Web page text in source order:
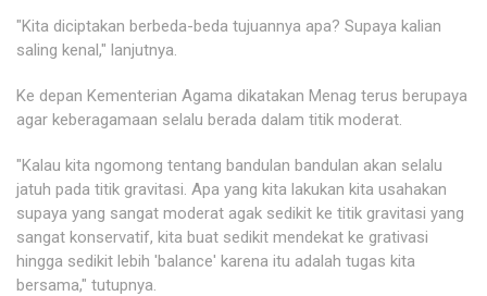
"Kita diciptakan berbeda-beda tujuannya apa? Supaya kalian
saling kenal," lanjutnya.
Ke depan Kementerian Agama dikatakan Menag terus berupaya
agar keberagamaan selalu berada dalam titik moderat.
"Kalau kita ngomong tentang bandulan bandulan akan selalu
jatuh pada titik gravitasi. Apa yang kita lakukan kita usahakan
supaya yang sangat moderat agak sedikit ke titik gravitasi yang
sangat konservatif, kita buat sedikit mendekat ke grativasi
hingga sedikit lebih 'balance' karena itu adalah tugas kita
bersama," tutupnya.